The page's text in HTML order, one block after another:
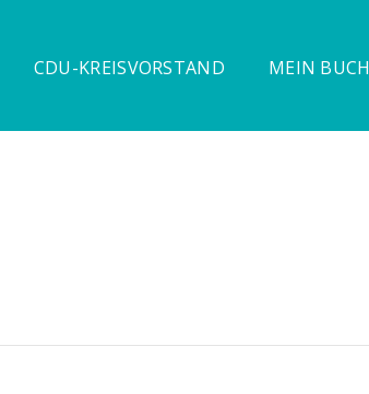
CDU-KREISVORSTAND MEIN BUCH